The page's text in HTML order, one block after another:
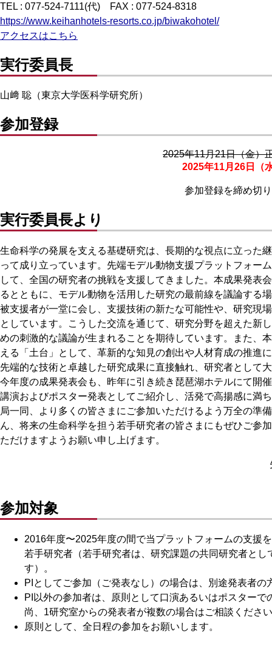
TEL : 077-524-7111(代) FAX : 077-524-8318
https://www.keihanhotels-resorts.co.jp/biwakohotel/
アクセスはこちら
実行委員長
山﨑 聡（東京大学医科学研究所）
参加登録
2025年11月21日（金）
2025年11月26日（
参加登録を締め切
実行委員長より
生命科学の発展を支える基礎研究は、長期的な視点に立った
って成り立っています。先端モデル動物支援プラットフォー
して、全国の研究者の挑戦を支援してきました。本成果発表
るとともに、モデル動物を活用した研究の最前線を議論する
被支援者が一堂に会し、支援技術の新たな可能性や、研究現
としています。こうした交流を通じて、研究分野を超えた新
めの刺激的な議論が生まれることを期待しています。また、
える「土台」として、革新的な知見の創出や人材育成の推進
先端的な技術と卓越した研究成果に直接触れ、研究者として
今年度の成果発表会も、昨年に引き続き琵琶湖ホテルにて開
講演およびポスター発表としてご紹介し、活発で高揚感に満
局一同、より多くの皆さまにご参加いただけるよう万全の準
ん、将来の生命科学を担う若手研究者の皆さまにもぜひご参
ただけますようお願い申し上げます。
参加対象
2016年度〜2025年度の間で当プラットフォームの支援
若手研究者（若手研究者は、研究課題の共同研究者と
す）。
PIとしてご参加（ご発表なし）の場合は、別途発表者の
PI以外の参加者は、原則として口演あるいはポスターで
尚、1研究室からの発表者が複数の場合はご相談くださ
原則として、全日程の参加をお願いします。